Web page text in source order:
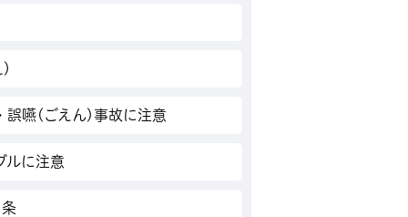
)
誤嚥(ごえん)事故に注意
ルに注意